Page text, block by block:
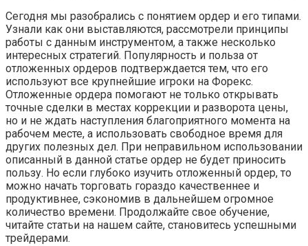
Сегодня мы разобрались с понятием ордер и его типами.
Узнали как они выставляются, рассмотрели принципы
работы с данным инструментом, а также несколько
интересных стратегий. Популярность и польза от
отложенных ордеров подтверждается тем, что его
используют все крупнейшие игроки на Форекс.
Отложенные ордера помогают не только открывать
точные сделки в местах коррекции и разворота цены,
но и не ждать наступления благоприятного момента на
рабочем месте, а использовать свободное время для
других полезных дел. При неправильном использовании
описанный в данной статье ордер не будет приносить
пользу. Но если глубоко изучить отложенный ордер, то
можно начать торговать гораздо качественнее и
продуктивнее, сэкономив в дальнейшем огромное
количество времени. Продолжайте свое обучение,
читайте статьи на нашем сайте, становитесь успешными
трейдерами.